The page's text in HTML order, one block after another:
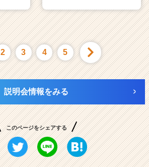
2 3 4 5
説明会情報をみる
このページをシェアする